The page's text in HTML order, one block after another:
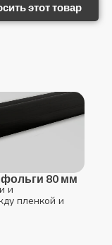
этот товар
80 мм
и
пленкой и